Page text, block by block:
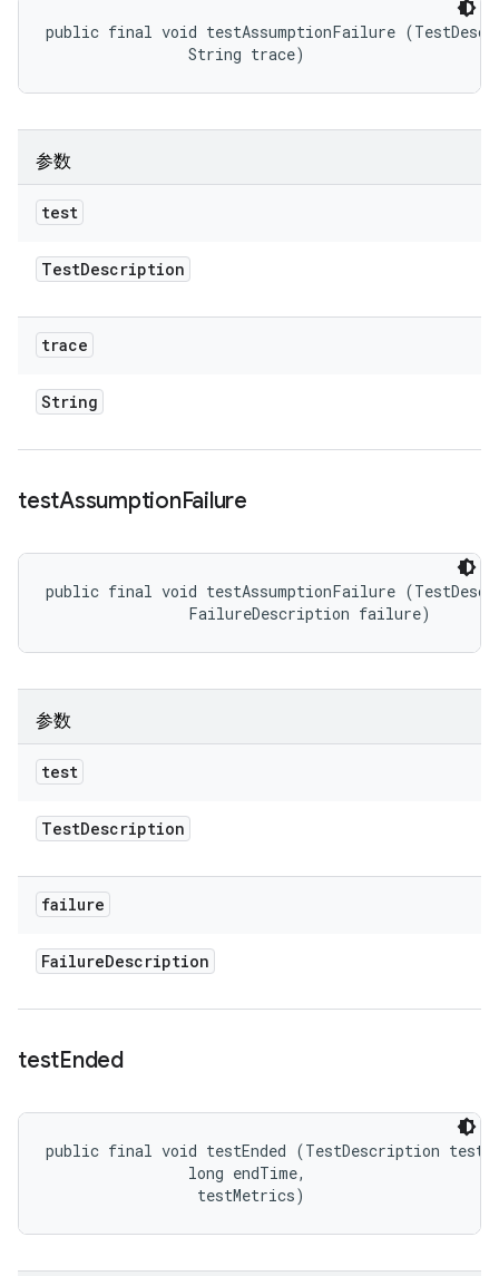
public final void testAssumptionFailure
                String trace)
参数
test
TestDescription
trace
String
testAssumptionFailure
public final void testAssumptionFailure
                FailureDescription failure)
参数
test
TestDescription
failure
FailureDescription
testEnded
public final void testEnded (TestDescription
                long endTime,
testMetrics)